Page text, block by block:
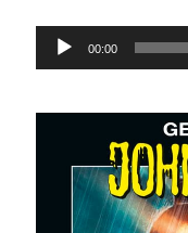
Audio-
Player
00:00